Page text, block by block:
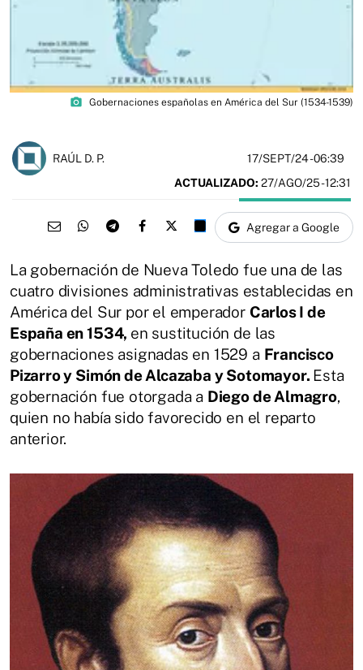
photo_camera Gobernaciones españolas en América del Sur (1534-1539)
RAÚL D. P. 17/SEPT/24- 06:39
ACTUALIZADO: 27/AGO/25 - 12:31
Agregar a Google
La gobernación de Nueva Toledo fue una de las
cuatro divisiones administrativas establecidas en
América del Sur por el emperador Carlos I de
España en 1534, en sustitución de las
gobernaciones asignadas en 1529 a Francisco
Pizarro y Simón de Alcazaba y Sotomayor. Esta
gobernación fue otorgada a Diego de Almagro,
quien no había sido favorecido en el reparto
anterior.